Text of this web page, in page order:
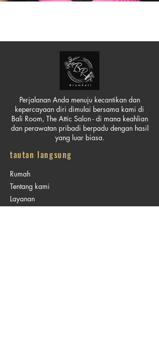
Perjalanan Anda menuju kecantikan dan
kepercayaan diri dimulai bersama kami di
Bali Room, The Attic Salon - di mana keahlian
dan perawatan pribadi berpadu dengan hasil
yang luar biasa.
tautan langsung
Rumah
Tentang kami
Layanan